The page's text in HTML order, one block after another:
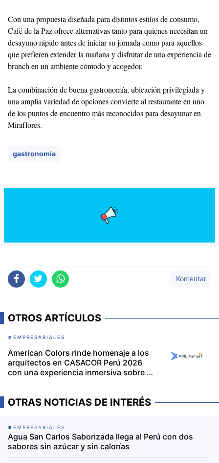
Con una propuesta diseñada para distintos estilos de consumo,
Café de la Paz ofrece alternativas tanto para quienes necesitan un
desayuno rápido antes de iniciar su jornada como para aquellos
que prefieren extender la mañana y disfrutar de una experiencia de
brunch en un ambiente cómodo y acogedor.
La combinación de buena gastronomía, ubicación privilegiada y
una amplia variedad de opciones convierte al restaurante en uno
de los puntos de encuentro más reconocidos para desayunar en
Miraflores.
gastronomía
Komentar
OTROS ARTÍCULOS
EMPRESARIALES
American Colors rinde homenaje a los
arquitectos en CASACOR Perú 2026
con una experiencia inmersiva sobre el
OTRAS NOTICIAS DE INTERÉS
EMPRESARIALES
Agua San Carlos Saborizada llega al Perú con dos
sabores sin azúcar y sin calorías